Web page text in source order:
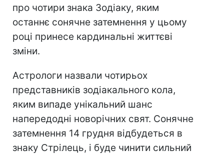
про чотири знака Зодіаку, яким
останнє сонячне затемнення у цьому
році принесе кардинальні життєві
зміни.
Астрологи назвали чотирьох
представників зодіакального кола,
яким випаде унікальний шанс
напередодні новорічних свят. Сонячне
затемнення 14 грудня відбудеться в
знаку Стрілець, і буде чинити сильний